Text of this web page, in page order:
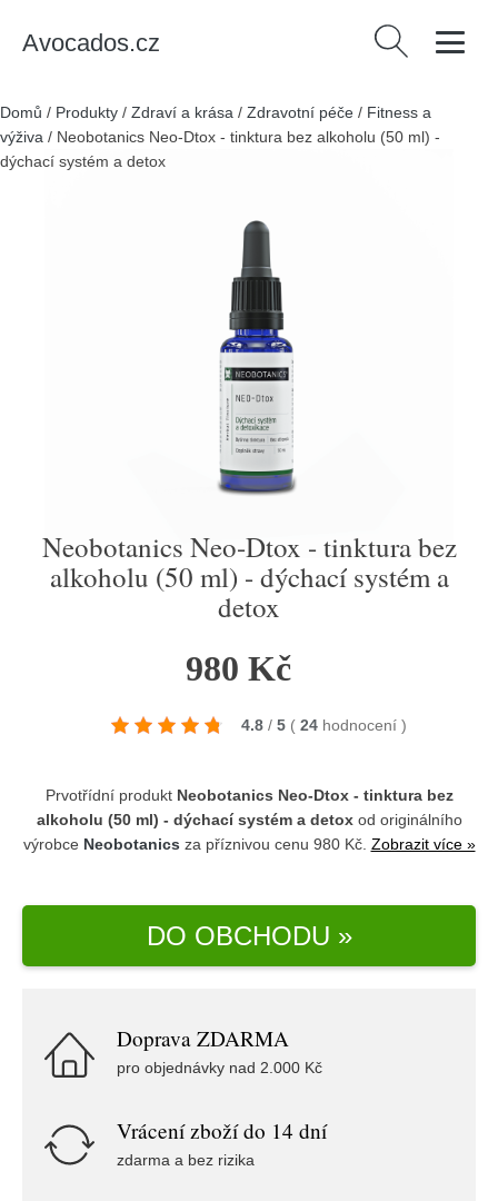
Avocados.cz Vyhledávání
Domů / Produkty / Zdraví a krása / Zdravotní péče / Fitness a
výživa / Neobotanics Neo-Dtox - tinktura bez alkoholu (50 ml) -
dýchací systém a detox
Neobotanics Neo-Dtox - tinktura bez
alkoholu (50 ml) - dýchací systém a
detox
980 Kč
4.8 / 5 ( 24 hodnocení )
Prvotřídní produkt Neobotanics Neo-Dtox - tinktura bez
alkoholu (50 ml) - dýchací systém a detoxod originálního
výrobce Neobotanics za příznivou cenu 980 Kč. Zobrazit více »
DO OBCHODU »
Doprava ZDARMA
pro objednávky nad 2.000 Kč
Vrácení zboží do 14 dní
zdarma a bez rizika